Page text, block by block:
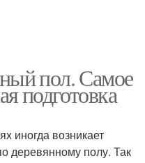
пол. Самое
подготовка
иногда возникает
деревянному полу. Так